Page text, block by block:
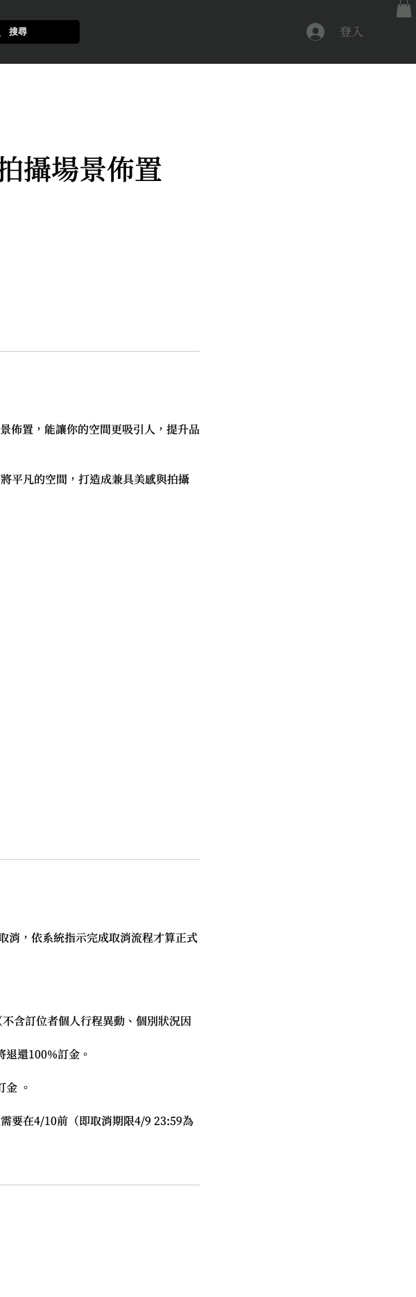
登入
攝場景佈置
佈置，能讓你的空間更吸引人，提升品
平凡的空間，打造成兼具美感與拍攝
消，依系統指示完成取消流程才算正式
含訂位者個人行程異動、個別狀況因
還100%訂金。
金 。
要在4/10前（即取消期限4/9 23:59為